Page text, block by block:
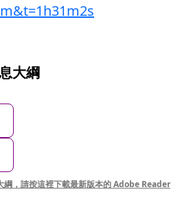
大綱
綱，請按這裡下載最新版本的 Adobe Reader